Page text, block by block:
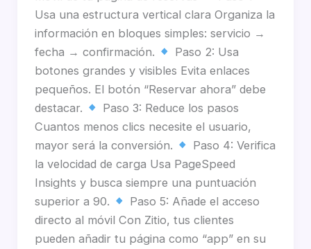
Usa una estructura vertical clara Organiza la
información en bloques simples: servicio →
fecha → confirmación.
Paso 2: Usa
botones grandes y visibles Evita enlaces
pequeños. El botón “Reservar ahora” debe
destacar.
Paso 3: Reduce los pasos
Cuantos menos clics necesite el usuario,
mayor será la conversión.
Paso 4: Verifica
la velocidad de carga Usa PageSpeed
Insights y busca siempre una puntuación
superior a 90.
Paso 5: Añade el acceso
directo al móvil Con Zitio, tus clientes
pueden añadir tu página como “app” en su